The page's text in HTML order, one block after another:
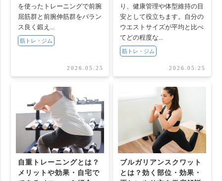
を使ったトレーニングで前腕
屈筋群と前腕伸筋群をバラン
ス良く鍛え...
筋トレ・ジム
2026.05.25
り、健康管理や体型維持の目
安として役立ちます。自分の
ウエストサイズが平均と比べ
てどの程度な...
筋トレ・ジム
2026.05.25
自重トレーニングとは？
メリットや効果・自宅で
ブルガリアンスクワット
とは？効く部位・効果・